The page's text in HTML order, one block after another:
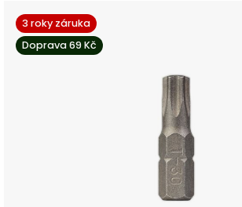
3 roky záruka
Doprava 69 Kč